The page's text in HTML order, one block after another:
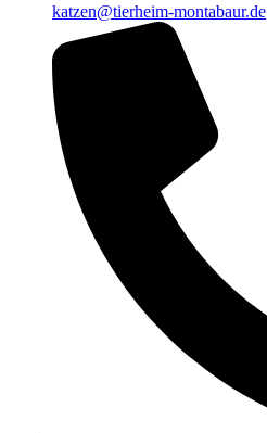
katzen@tierheim-montabaur.de